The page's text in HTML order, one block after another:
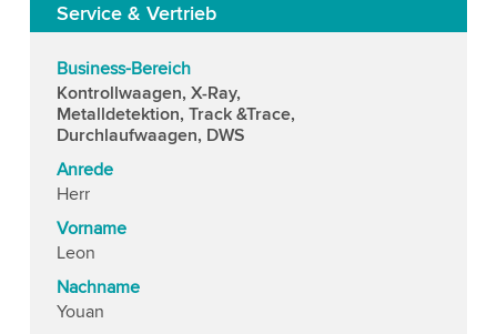
Service & Vertrieb
Business-Bereich
Kontrollwaagen, X-Ray,
Metalldetektion, Track &Trace,
Durchlaufwaagen, DWS
Anrede
Herr
Vorname
Leon
Nachname
Youan